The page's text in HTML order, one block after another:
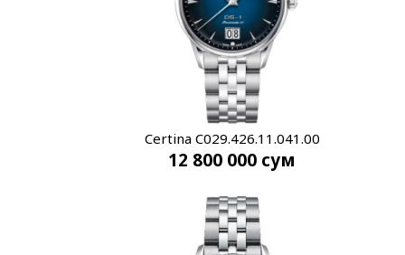
Certina C029.426.11.041.00
12 800 000 сум